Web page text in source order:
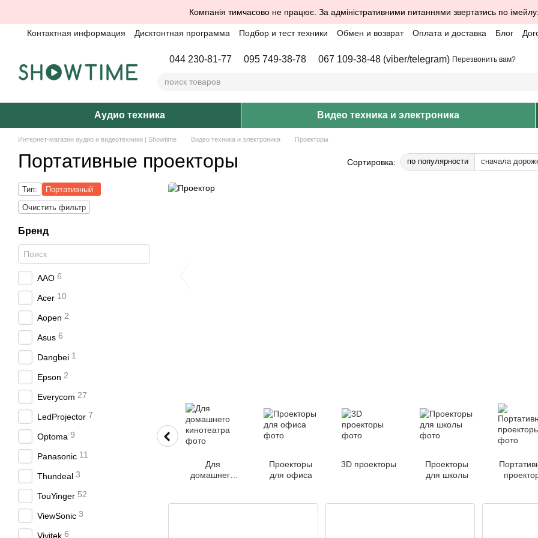
Компанія тимчасово не працює. За адміністративними питаннями звертатись по
Контактная информация Дисктонтная программа Подбор и тест техники Обмен и возврат Оплата и доставка Блог
044 230-81-77 095 749-38-78 067 109-38-48 (viber/telegram) Перезвонить вам?
Аудио техника Видео техника и электроника
Интернет-магазин аудио и видеотехники | Showtime Видео техника и электроника Проекторы
Портативные проекторы Сортировка: по популярности сначала
Для
домашнего
Проекторы
для офиса
3D проекторы
Проекторы
для школы
Тип:
Портативный
Очистить фильтр
Бренд
AAO 6
Acer 10
Aopen 2
Asus 6
Dangbei 1
Epson 2
Everycom 27
LedProjector 7
Optoma 9
Panasonic 11
Thundeal 3
TouYinger 52
ViewSonic 3
Vivitek 6